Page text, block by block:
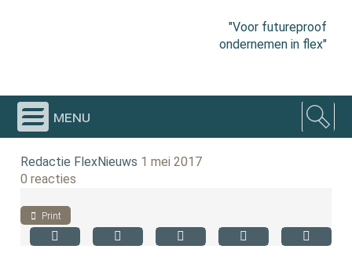
"Voor futureproof
ondernemen in flex"
menu
Redactie FlexNieuws 1 mei 2017
0 reacties
Print